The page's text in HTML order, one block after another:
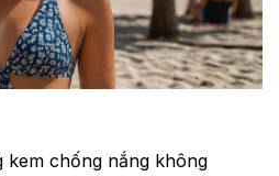
chống nắng không